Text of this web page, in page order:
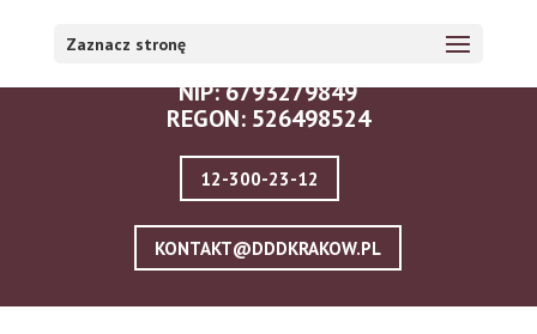
Zaznacz stronę
USUWANIE PLUSKIEW I DDD S.C.
NIP: 6793279849
REGON: 526498524
12-300-23-12
KONTAKT@DDDKRAKOW.PL